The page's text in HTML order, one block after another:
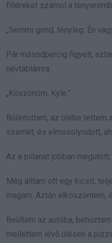
filléreket számol a
„Semmi gond, tényleg. Én
Pár másodpercig figyelt,
névtáblámra.
„Köszönöm, Kyle.”
Bólintottam, az ölébe tettem
szemét, és elmosolyodott,
Az a pillanat jobban
Még álltam ott egy kicsit,
magam. Aztán elköszöntem,
Beültem az autóba,
mellettem lévő ülésen a